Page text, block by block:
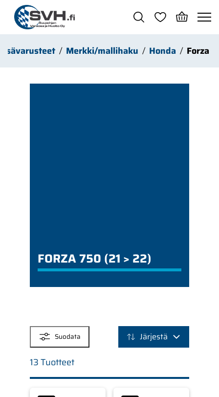
Siirry pääsisältöön
Merkki/mallihaku Honda Forza
FORZA 750 (21 > 22)
Suodata Järjestä
13 Tuotteet